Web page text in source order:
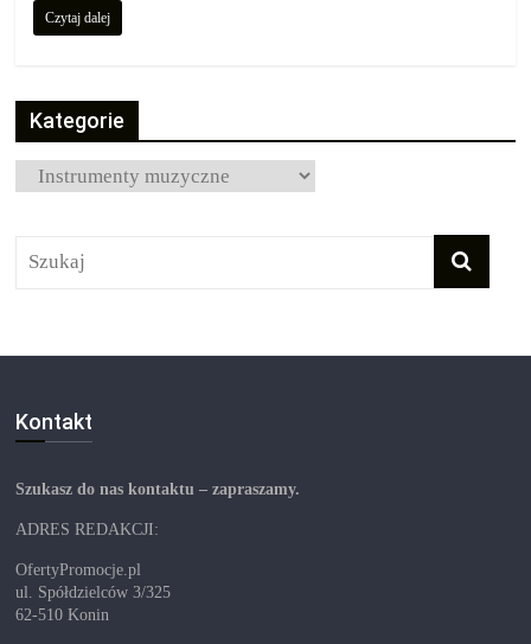
Czytaj dalej
Kategorie
Kategorie
Kontakt
Szukasz do nas kontaktu – zapraszamy.
ADRES REDAKCJI:
OfertyPromocje.pl
ul. Spółdzielców 3/325
62-510 Konin